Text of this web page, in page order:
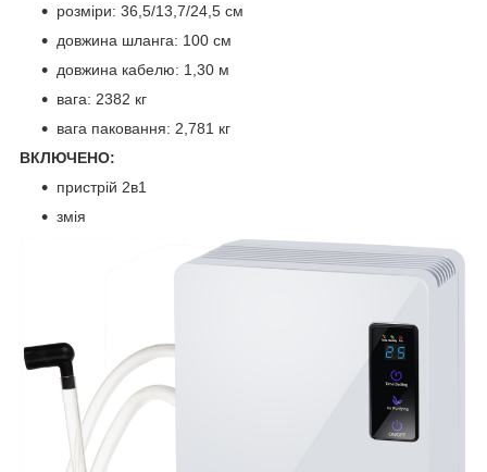
розміри: 36,5/13,7/24,5 см
довжина шланга: 100 см
довжина кабелю: 1,30 м
вага: 2382 кг
вага паковання: 2,781 кг
ВКЛЮЧЕНО:
пристрій 2в1
змія